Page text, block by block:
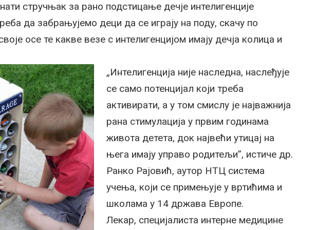
стручњак за рано подстицање дечје интелигенције
да забрањујемо деци да се играју на поду, скачу по
осе те какве везе с интелигенцијом имају дечја колица и
„Интелигенција није наследна, наслеђује
се само потенцијал који треба
активирати, а у том смислу је најважнија
рана стимулација у првим годинама
живота детета, док највећи утицај на
њега имају управо родитељи”, истиче др.
Ранко Рајовић, аутор НТЦ система
учења, који се примењује у вртићима и
школама у 14 држава Европе.
Лекар, специјалиста интерне медицине